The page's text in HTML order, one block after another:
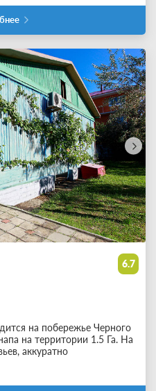
6.7
на побережье Черного
на территории 1.5 Га. На
аккуратно